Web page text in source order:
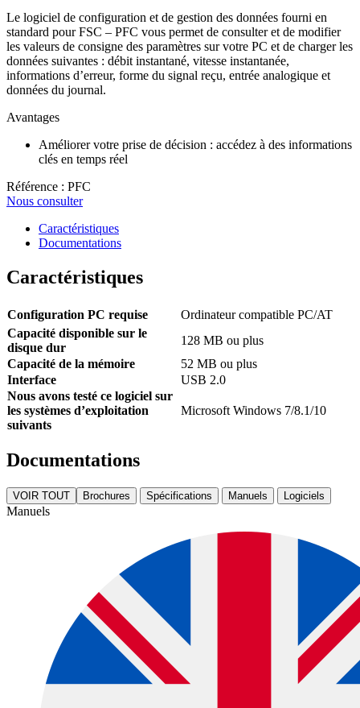
Le logiciel de configuration et de gestion des données fourni en
standard pour FSC – PFC vous permet de consulter et de modifier
les valeurs de consigne des paramètres sur votre PC et de charger les
données suivantes : débit instantané, vitesse instantanée,
informations d’erreur, forme du signal reçu, entrée analogique et
données du journal.
Avantages
Améliorer votre prise de décision : accédez à des informations
clés en temps réel
Référence : PFC
Nous consulter
Caractéristiques
Documentations
Caractéristiques
Configuration PC requise
Ordinateur compatible PC/AT
Capacité disponible sur le
disque dur
128 MB ou plus
Capacité de la mémoire
52 MB ou plus
Interface
USB 2.0
Nous avons testé ce logiciel sur
les systèmes d’exploitation
suivants
Microsoft Windows 7/8.1/10
Documentations
VOIR TOUT Brochures Spécifications Manuels Logiciels
Manuels